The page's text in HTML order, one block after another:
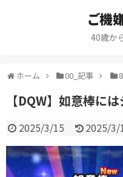
ご機
40歳か
ホーム 00_記事
【DQW】如意棒に
2025/3/15 2025/3/